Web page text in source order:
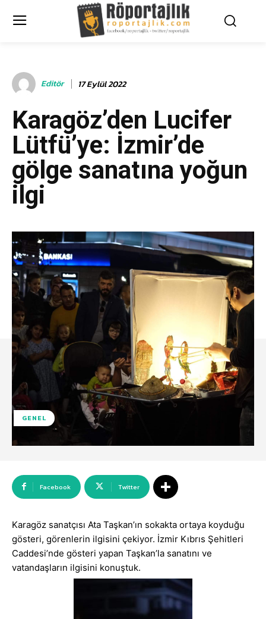
Editör 17 Eylül 2022
Karagöz’den Lucifer
Lütfü’ye: İzmir’de
gölge sanatına yoğun
ilgi
GENEL
Facebook Twitter
Karagöz sanatçısı Ata Taşkan’ın sokakta ortaya koyduğu
gösteri, görenlerin ilgisini çekiyor. İzmir Kıbrıs Şehitleri
Caddesi’nde gösteri yapan Taşkan’la sanatını ve
vatandaşların ilgisini konuştuk.